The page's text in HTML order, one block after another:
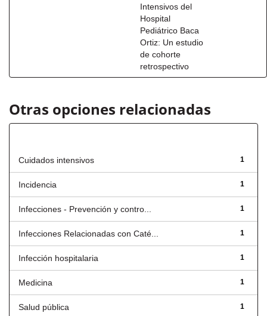
Intensivos del
Hospital
Pediátrico Baca
Ortiz: Un estudio
de cohorte
retrospectivo
Otras opciones relacionadas
1
Cuidados intensivos
1
Incidencia
1
Infecciones - Prevención y contro...
1
Infecciones Relacionadas con Caté...
1
Infección hospitalaria
1
Medicina
1
Salud pública